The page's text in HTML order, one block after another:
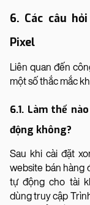
6. Các câu
Pixel
Liên quan đến
một số thắc mắc
6.1. Làm thế
động không?
Sau khi cài đặt
website bán hàng
tự động cho tài
dùng truy cập